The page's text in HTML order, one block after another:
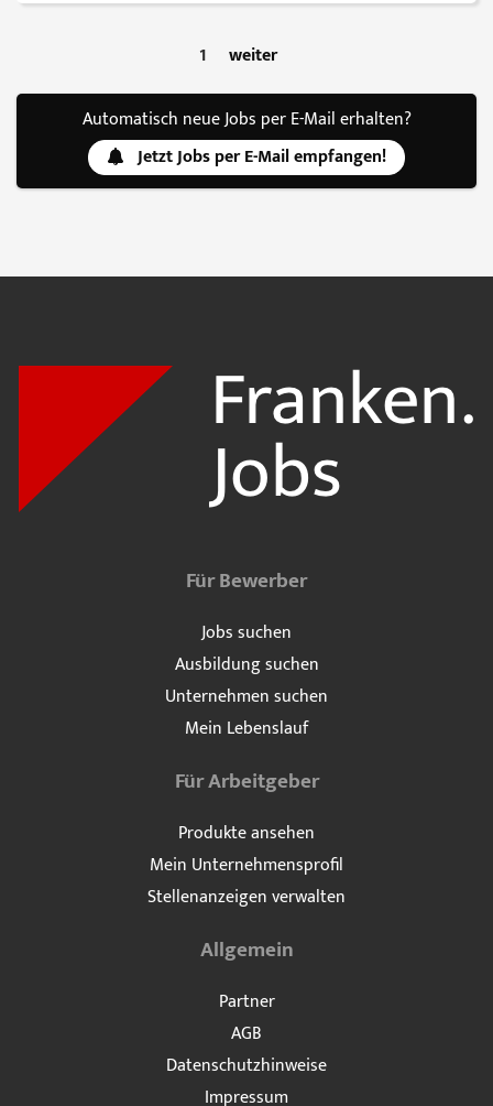
1 weiter
Automatisch neue Jobs per E-Mail erhalten?
Jetzt Jobs per E-Mail empfangen!
Für Bewerber
Jobs suchen
Ausbildung suchen
Unternehmen suchen
Mein Lebenslauf
Für Arbeitgeber
Produkte ansehen
Mein Unternehmensprofil
Stellenanzeigen verwalten
Allgemein
Partner
AGB
Datenschutzhinweise
Impressum